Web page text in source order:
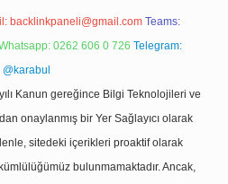
backlinkpaneli@gmail.com Teams:
0262 606 0 726 Telegram:
@karabul
Kanun gereğince Bilgi Teknolojileri ve
onaylanmış bir Yer Sağlayıcı olarak
sitedeki içerikleri proaktif olarak
bulunmamaktadır. Ancak,